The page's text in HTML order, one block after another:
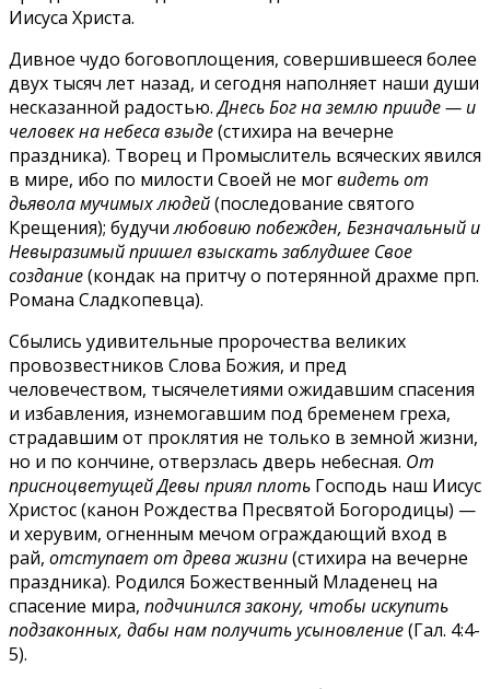
Иисуса Христа.
Дивное чудо боговоплощения, совершившееся более
двух тысяч лет назад, и сегодня наполняет наши души
несказанной радостью.Днесь Бог на землю прииде — и
человек на небеса взыде(стихира на вечерне
праздника). Творец и Промыслитель всяческих явился
в мире, ибо по милости Своей не могвидеть от
дьявола мучимых людей(последование святого
Крещения); будучилюбовию побежден, Безначальный и
Невыразимый пришел взыскать заблудшее Свое
создание(кондак на притчу о потерянной драхме прп.
Романа Сладкопевца).
Сбылись удивительные пророчества великих
провозвестников Слова Божия, и пред
человечеством, тысячелетиями ожидавшим спасения
и избавления, изнемогавшим под бременем греха,
страдавшим от проклятия не только в земной жизни,
но и по кончине, отверзлась дверь небесная. От
присноцветущей Девы приял плоть Господь наш Иисус
Христос (канон Рождества Пресвятой Богородицы) —
и херувим, огненным мечом ограждающий вход в
рай, отступает от древа жизни(стихира на вечерне
праздника). Родился Божественный Младенец на
спасение мира, подчинился закону, чтобы искупить
подзаконных, дабы нам получить усыновление(Гал. 4:4-
5).